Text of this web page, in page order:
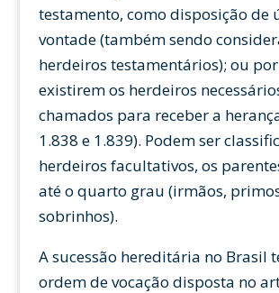
testamento, como disposição de
vontade (também sendo
herdeiros testamentários); ou
existirem os herdeiros
chamados para receber a
1.838 e 1.839). Podem ser
herdeiros facultativos, os
até o quarto grau (irmãos,
sobrinhos).
A sucessão hereditária no Brasil
ordem de vocação disposta no